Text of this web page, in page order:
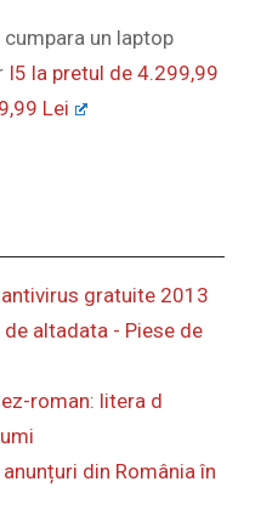
un laptop
I5 la pretul de 4.299,99
Lei
gratuite 2013
altadata - Piese de
roman: litera d
din România în